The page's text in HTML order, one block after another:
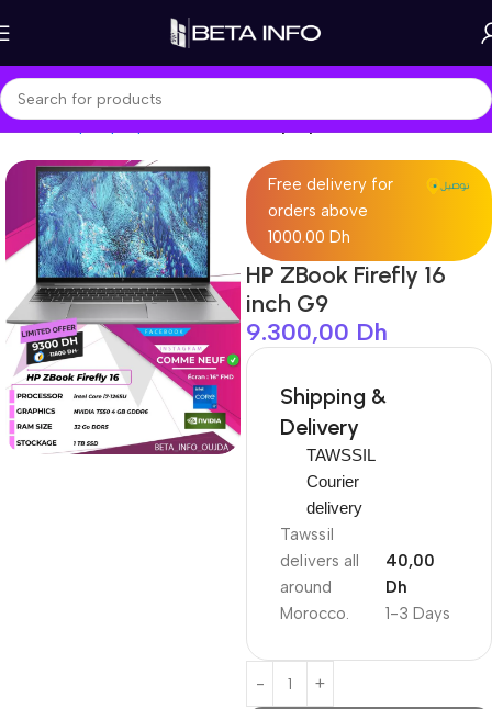
Home Shop Laptops Workstation Laptop
Free delivery for
orders above
1000.00 Dh
HP ZBook Firefly 16
inch G9
9.300,00 Dh
Shipping &
Delivery
TAWSSIL
Courier
delivery
Tawssil
delivers all
around
Morocco.
1-3 Days
40,00
Dh